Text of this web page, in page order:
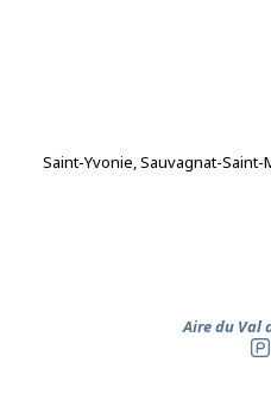
Saint-Yvonie, Sauvagnat-Saint-
Aire du Val